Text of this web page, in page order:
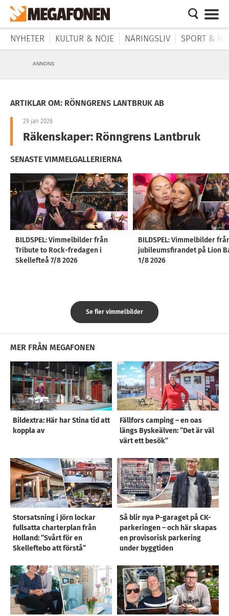
NYHETER KULTUR & NÖJE NÄRINGSLIV SPORT &
ANNONS
ARTIKLAR OM: RÖNNGRENS LANTBRUK AB
29 jan 2026
Räkenskaper: Rönngrens Lantbruk
SENASTE VIMMELGALLERIERNA
BILDSPEL: Vimmelbilder från
Tribute to Rock-fredagen i
Skellefteå 7/8 2026
BILDSPEL: Vimmelbilder
jubileumsfirandet på Lion
1/8 2026
Se fler vimmelbilder
MER FRÅN MEGAFONEN
Bildextra: Här har Stina tid att
koppla av
Fällfors camping – en oas
längs Byskeälven: ”Det är väl
värt ett besök”
Storsatsning i Jörn lockar
fullsatta charterplan från
Holland: ”Svårt för en
Skelleftebo att förstå”
Så blir nya P-garaget på CK-
parkeringen – och här skapas
en provisorisk parkering
under byggtiden